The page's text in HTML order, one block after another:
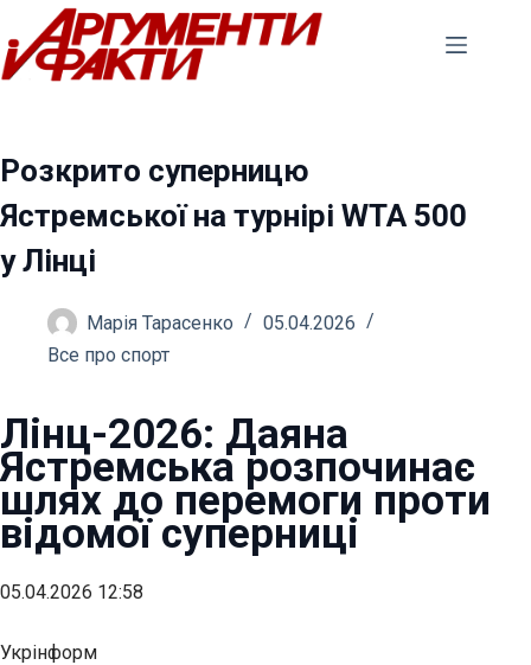
Перейти
до
вмісту
Розкрито суперницю
Ястремської на турнірі WTA 500
у Лінці
Марія Тарасенко
05.04.2026
Все про спорт
Лінц-2026: Даяна
Ястремська розпочинає
шлях до перемоги проти
відомої суперниці
05.04.2026 12:58
Укрінформ